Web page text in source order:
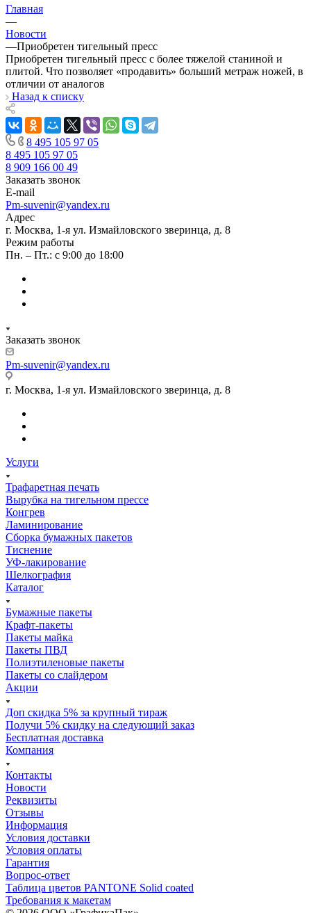
Главная
—
Новости
—Приобретен тигельный пресс
Приобретен тигельный пресс с более тяжелой станиной и
плитой. Что позволяет «продавить» больший метраж ножей, в
отличии от аналогов
Назад к списку
8 495 105 97 05
8 495 105 97 05
8 909 166 00 49
Заказать звонок
E-mail
Pm-suvenir@yandex.ru
Адрес
г. Москва, 1-я ул. Измайловского зверинца, д. 8
Режим работы
Пн. – Пт.: с 9:00 до 18:00
Заказать звонок
Pm-suvenir@yandex.ru
г. Москва, 1-я ул. Измайловского зверинца, д. 8
Услуги
Трафаретная печать
Вырубка на тигельном прессе
Конгрев
Ламинирование
Сборка бумажных пакетов
Тиснение
УФ-лакирование
Шелкография
Каталог
Бумажные пакеты
Крафт-пакеты
Пакеты майка
Пакеты ПВД
Полиэтиленовые пакеты
Пакеты со слайдером
Акции
Доп скидка 5% за крупный тираж
Получи 5% скидку на следующий заказ
Бесплатная доставка
Компания
Контакты
Новости
Реквизиты
Отзывы
Информация
Условия доставки
Условия оплаты
Гарантия
Вопрос-ответ
Таблица цветов PANTONE Solid coated
Требования к макетам